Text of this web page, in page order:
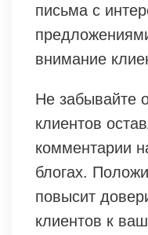
письма с
внимание
Не забывайте
клиентов
комментарии
блогах.
повысит
клиентов к